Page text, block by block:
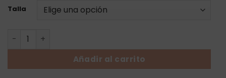
Talla
Delantal Peto Detalle Polipiel cantidad
Añadir al carrito